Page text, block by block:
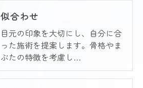
似合わせ
目元の印象を大切にし、自分に合
った施術を提案します。骨格やま
ぶたの特徴を考慮し…